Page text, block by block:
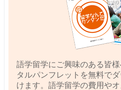
語学留学にご興味のある皆
タルパンフレットを無料で
けます。語学留学の費用や